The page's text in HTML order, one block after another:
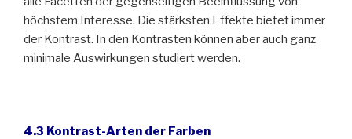
höchstem Interesse. Die stärksten Effekte bietet immer
der Kontrast. In den Kontrasten können aber auch ganz
minimale Auswirkungen studiert werden.
4.3 Kontrast-Arten der Farben